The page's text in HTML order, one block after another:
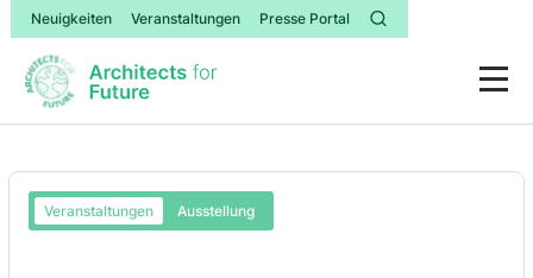
Neuigkeiten Veranstaltungen Presse Portal
Veranstaltungen Ausstellung